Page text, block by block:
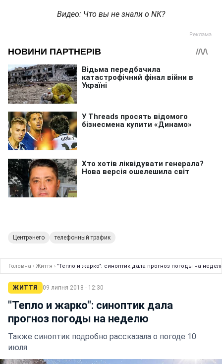
Видео: Что вы не знали о NК?
Центрэнего телефонный трафик
Головна › Життя › "Тепло и жарко": синоптик дала прогноз погоды на
ЖИТТЯ 09 липня 2018 · 12:30
"Тепло и жарко": синоптик дала
прогноз погоды на неделю
Также синоптик подробно рассказала о погоде 10
июля